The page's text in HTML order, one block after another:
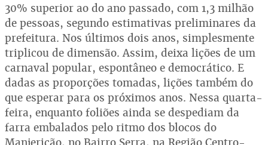
30% superior ao do ano passado, com 1,3 milhão
de pessoas, segundo estimativas preliminares da
prefeitura. Nos últimos dois anos, simplesmente
triplicou de dimensão. Assim, deixa lições de um
carnaval popular, espontâneo e democrático. E
dadas as proporções tomadas, lições também do
que esperar para os próximos anos. Nessa quarta-
feira, enquanto foliões ainda se despediam da
farra embalados pelo ritmo dos blocos do
Manjericão, no Bairro Serra, na Região Centro-